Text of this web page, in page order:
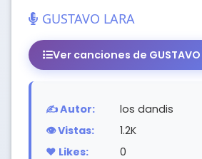
GUSTAVO LARA
Ver canciones de GUSTAVO
✍️ Autor:
los dandis
👁️ Vistas:
1.2K
❤️ Likes:
0